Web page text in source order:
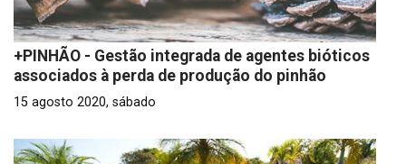
+PINHÃO - Gestão integrada de agentes bióticos
associados à perda de produção do pinhão
15 agosto 2020, sábado